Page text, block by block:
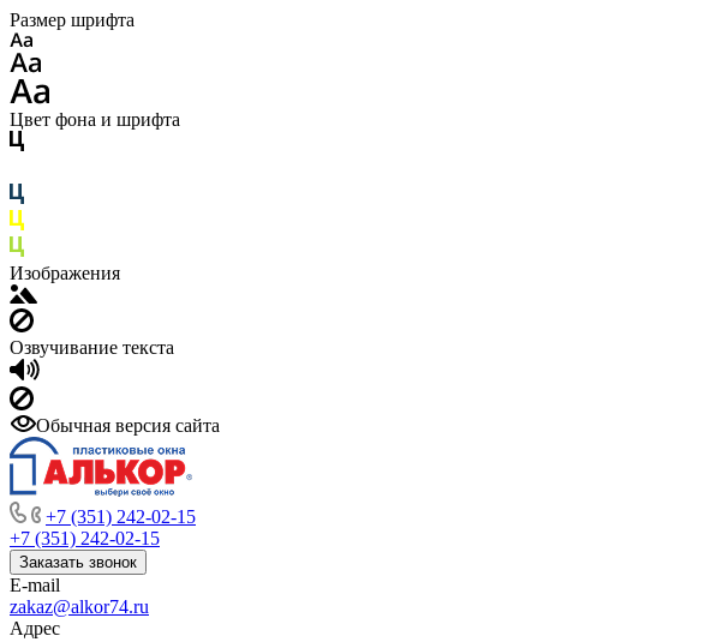
Размер шрифта
Цвет фона и шрифта
Изображения
Озвучивание текста
Обычная версия сайта
+7 (351) 242-02-15
+7 (351) 242-02-15
Заказать звонок
E-mail
zakaz@alkor74.ru
Адрес